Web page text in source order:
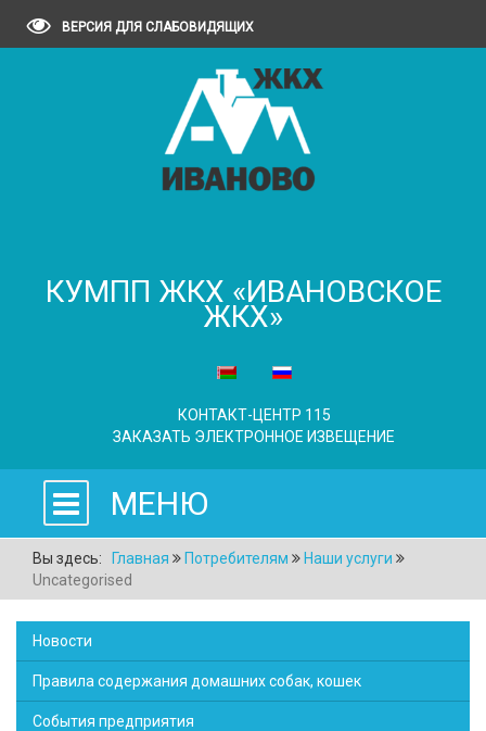
ВЕРСИЯ ДЛЯ СЛАБОВИДЯЩИХ
КУМПП ЖКХ «ИВАНОВСКОЕ
ЖКХ»
КОНТАКТ-ЦЕНТР 115
ЗАКАЗАТЬ ЭЛЕКТРОННОЕ ИЗВЕЩЕНИЕ
МЕНЮ
Вы здесь: Главная Потребителям
Наши услуги
Uncategorised
Новости
Правила содержания домашних собак, кошек
События предприятия